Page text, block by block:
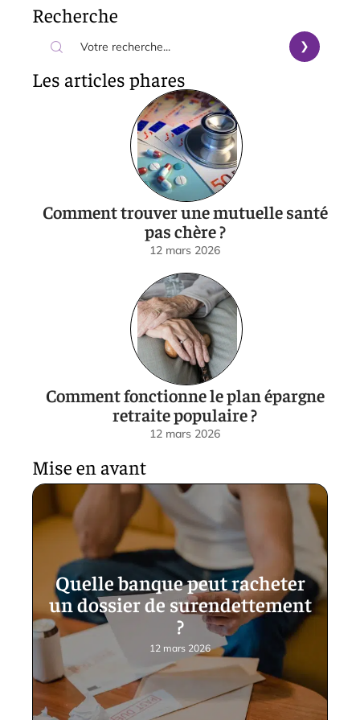
Recherche
Les articles phares
Comment trouver une mutuelle santé
pas chère ?
12 mars 2026
Comment fonctionne le plan épargne
retraite populaire ?
12 mars 2026
Mise en avant
Quelle banque peut racheter
un dossier de surendettement
?
12 mars 2026